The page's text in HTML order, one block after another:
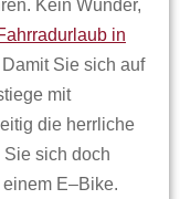
Kein Wunder,
in
Sie sich auf
mit
die herrliche
sich doch
E–Bike.